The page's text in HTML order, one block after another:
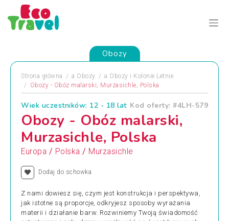
Obozy
Strona główna a Obozy a Obozy i Kolonie Letnie
Obozy - Obóz malarski, Murzasichle, Polska
Wiek uczestników: 12 - 18 lat Kod oferty: #4LH-579
Obozy - Obóz malarski,
Murzasichle, Polska
Europa / Polska / Murzasichle
Dodaj do schowka
Z nami dowiesz się, czym jest konstrukcja i perspektywa,
jak istotne są proporcje, odkryjesz sposoby wyrażania
materii i działanie barw. Rozwiniemy Twoją świadomość